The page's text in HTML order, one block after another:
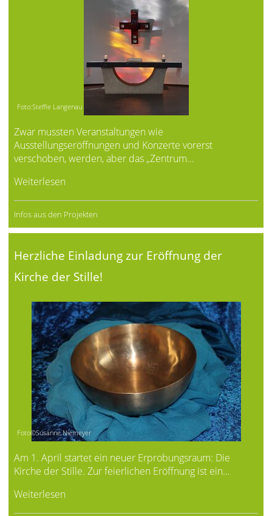
Foto:Steffie Langenau
Zwar mussten Veranstaltungen wie
Ausstellungseröffnungen und Konzerte vorerst
verschoben, werden, aber das „Zentrum…
Weiterlesen
Infos aus den Projekten
Herzliche Einladung zur Eröffnung der
Kirche der Stille!
Foto©Susanne Niemeyer
Am 1. April startet ein neuer Erprobungsraum: Die
Kirche der Stille. Zur feierlichen Eröffnung ist ein…
Weiterlesen